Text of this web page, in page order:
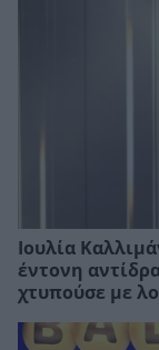
Ιουλία
έντονη
χτυπούσε με